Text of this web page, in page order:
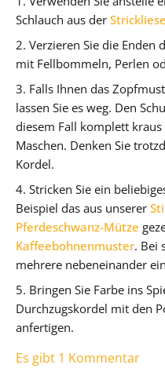
Schlauch aus der
2. Verzieren Sie die
mit Fellbommeln, Perlen
3. Falls Ihnen das
lassen Sie es weg. Den
diesem Fall komplett
Maschen. Denken Sie
Kordel.
4. Stricken Sie ein
Beispiel das aus unserer
Pferdeschwanz-Mütze
Kaffeebohnenmuster. Bei
mehrere nebeneinander
5. Bringen Sie Farbe ins
Durchzugskordel mit den
anfertigen.
Es gibt 1 Kommentar